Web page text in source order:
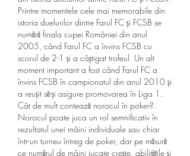
Printre momentele cele mai memorabile din
istoria duelurilor dintre Farul FC și FCSB se
numără finala cupei României din anul
2005, când Farul FC a învins FCSB cu
scorul de 2-1 și a câștigat trofeul. Un alt
moment important a fost când Farul FC a
învins FCSB în campionatul din anul 2010 și
a reușit să-și asigure promovarea în Liga 1.
Cât de mult contează norocul în poker?.
Norocul poate juca un rol semnificativ în
rezultatul unei mâini individuale sau chiar
într-un turneu întreg de poker, dar pe măsură
ce numărul de mâini jucate crește, abilitățile și